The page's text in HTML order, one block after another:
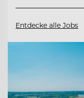
Entdecke alle Jobs